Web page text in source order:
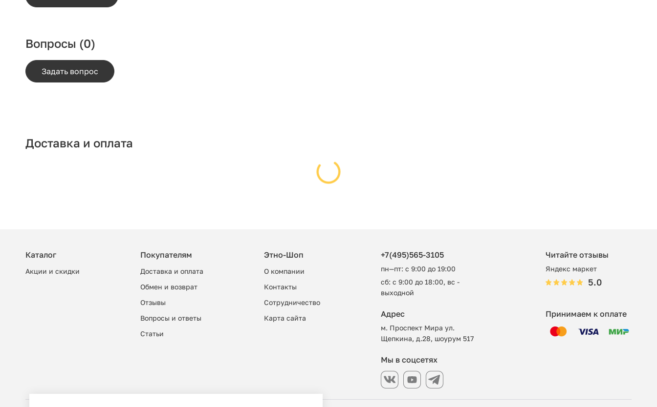
Вопросы (0)
Задать вопрос
Доставка и оплата
Каталог
Акции и скидки
Покупателям
Доставка и оплата
Обмен и возврат
Отзывы
Вопросы и ответы
Cтатьи
Этно-Шоп
О компании
Контакты
Сотрудничество
Карта сайта
+7(495)565-3105
пн—пт: с 9:00 до 19:00
сб: с 9:00 до 18:00, вс -
выходной
Читайте отзывы
Яндекс маркет
5.0
Адрес
м. Проспект Мира ул.
Щепкина, д.28, шоурум 517
Принимаем к оплате
Мы в соцсетях